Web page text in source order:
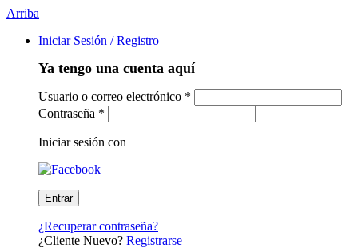
Arriba
Iniciar Sesión / Registro
Ya tengo una cuenta aquí
Usuario o correo electrónico *
Contraseña *
Iniciar sesión con
¿Recuperar contraseña?
¿Cliente Nuevo? Registrarse